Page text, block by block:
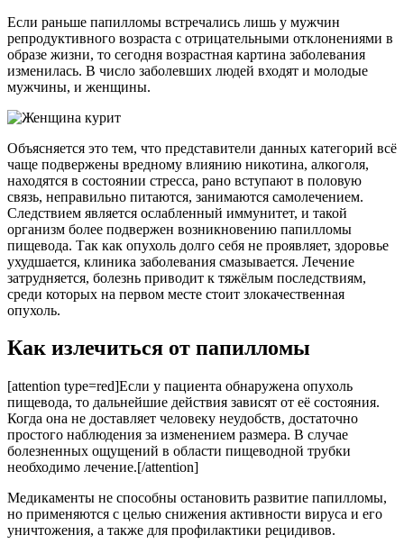
Если раньше папилломы встречались лишь у мужчин
репродуктивного возраста с отрицательными отклонениями в
образе жизни, то сегодня возрастная картина заболевания
изменилась. В число заболевших людей входят и молодые
мужчины, и женщины.
Объясняется это тем, что представители данных категорий всё
чаще подвержены вредному влиянию никотина, алкоголя,
находятся в состоянии стресса, рано вступают в половую
связь, неправильно питаются, занимаются самолечением.
Следствием является ослабленный иммунитет, и такой
организм более подвержен возникновению папилломы
пищевода. Так как опухоль долго себя не проявляет, здоровье
ухудшается, клиника заболевания смазывается. Лечение
затрудняется, болезнь приводит к тяжёлым последствиям,
среди которых на первом месте стоит злокачественная
опухоль.
Как излечиться от папилломы
[attention type=red]Если у пациента обнаружена опухоль
пищевода, то дальнейшие действия зависят от её состояния.
Когда она не доставляет человеку неудобств, достаточно
простого наблюдения за изменением размера. В случае
болезненных ощущений в области пищеводной трубки
необходимо лечение.[/attention]
Медикаменты не способны остановить развитие папилломы,
но применяются с целью снижения активности вируса и его
уничтожения, а также для профилактики рецидивов.